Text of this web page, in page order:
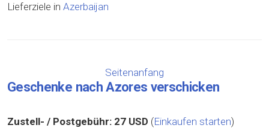
Lieferziele in Azerbaijan
Seitenanfang
Geschenke nach Azores verschicken
Zustell- / Postgebühr: 27 USD (Einkaufen starten)